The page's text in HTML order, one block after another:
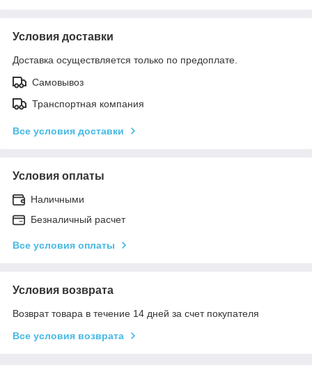
Условия доставки
Доставка осуществляется только по предоплате.
Самовывоз
Транспортная компания
Все условия доставки
Условия оплаты
Наличными
Безналичный расчет
Все условия оплаты
Условия возврата
Возврат товара в течение 14 дней за счет покупателя
Все условия возврата